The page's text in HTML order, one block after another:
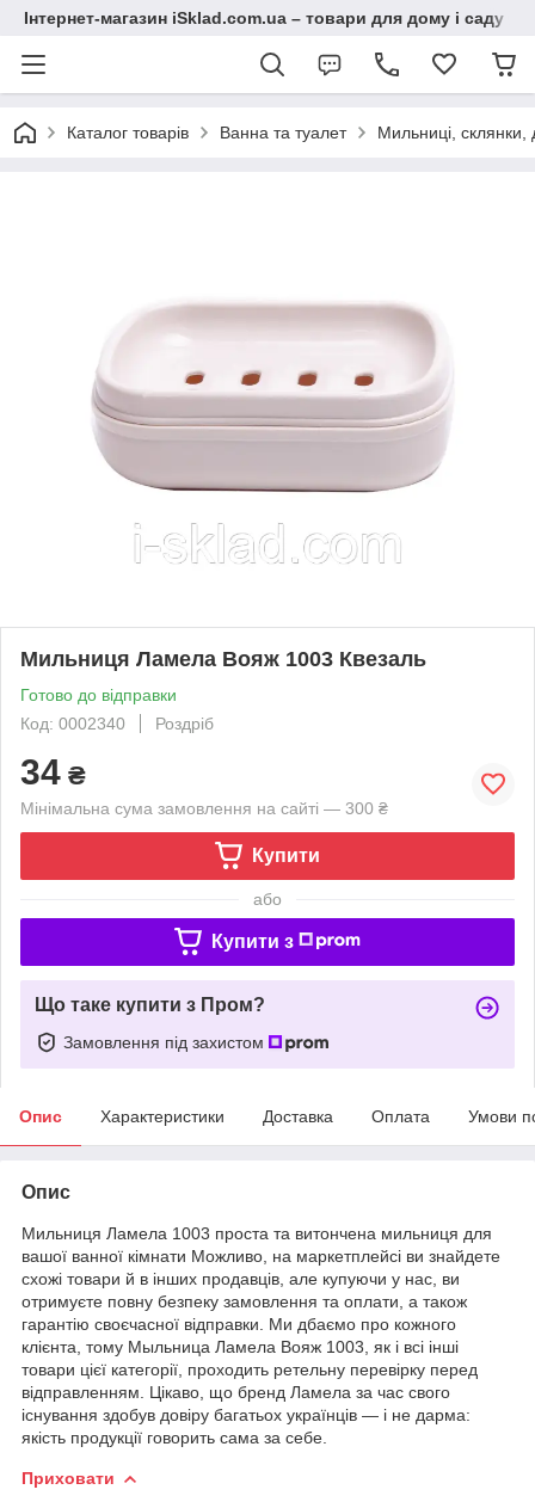
Інтернет-магазин iSklad.com.ua – товари для дому і саду
Каталог товарів Ванна та туалет Мильниці, склянки,
Мильниця Ламела Вояж 1003 Квезаль
Готово до відправки
Код: 0002340
Роздріб
34 ₴
Мінімальна сума замовлення на сайті — 300 ₴
Купити
або
Купити з
Що таке купити з Пром?
Замовлення під захистом
Опис Характеристики Доставка Оплата Умови
Опис
Мильниця Ламела 1003 проста та витончена мильниця для
вашої ванної кімнати Можливо, на маркетплейсі ви знайдете
схожі товари й в інших продавців, але купуючи у нас, ви
отримуєте повну безпеку замовлення та оплати, а також
гарантію своєчасної відправки. Ми дбаємо про кожного
клієнта, тому Мыльница Ламела Вояж 1003, як і всі інші
товари цієї категорії, проходить ретельну перевірку перед
відправленням. Цікаво, що бренд Ламела за час свого
існування здобув довіру багатьох українців — і не дарма:
якість продукції говорить сама за себе.
Приховати